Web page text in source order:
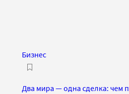
Бизнес
Два мира — одна сделка: чем